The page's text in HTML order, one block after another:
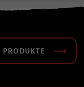
PRODUKTE